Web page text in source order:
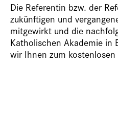
Die Referentin bzw. der
zukünftigen und
mitgewirkt und die
Katholischen Akademie in
wir Ihnen zum